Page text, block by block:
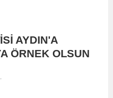
AYDIN'A
ÖRNEK OLSUN